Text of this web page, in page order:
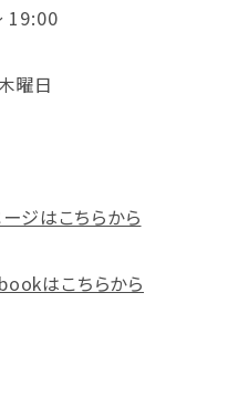
19:00
曜日
ジはこちらから
はこちらから